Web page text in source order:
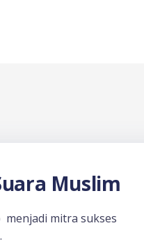
Muslim
menjadi mitra sukses